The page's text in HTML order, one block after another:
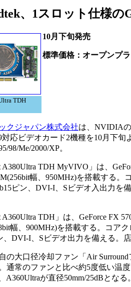
、1スロット仕様の
TDH
10月下旬発売
標準価格：オープンプ
クジャパン株式会社は、NVIDIAの
対応ビデオカード2機種を10月下
98/Me/2000/XP。
TDH MyVIVO」は、
幅、950MHz)を搭載する。
ピン、DVI-I、Sビデオ入出力を
TDH」は、GeForce FX
幅、900MHz)を搭載する。コア
、DVI-I、Sビデオ出力を備える。
の大口径冷却ファン「Air
通常のファンと比べ約5度低い温
A360Ultraが直径50mm/25dBとなる。